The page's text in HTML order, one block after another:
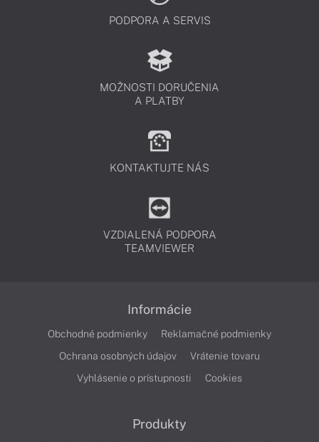
PODPORA A SERVIS
MOŽNOSTI DORUČENIA
A PLATBY
KONTAKTUJTE NÁS
VZDIALENÁ PODPORA
TEAMVIEWER
Informácie
Obchodné podmienky
Reklamačné podmienky
Ochrana osobných údajov
Vrátenie tovaru
Vyhlásenie o prístupnosti
Cookies
Produkty